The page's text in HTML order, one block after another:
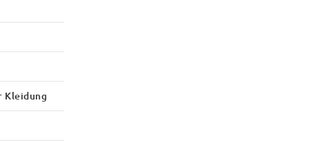
Kleidung